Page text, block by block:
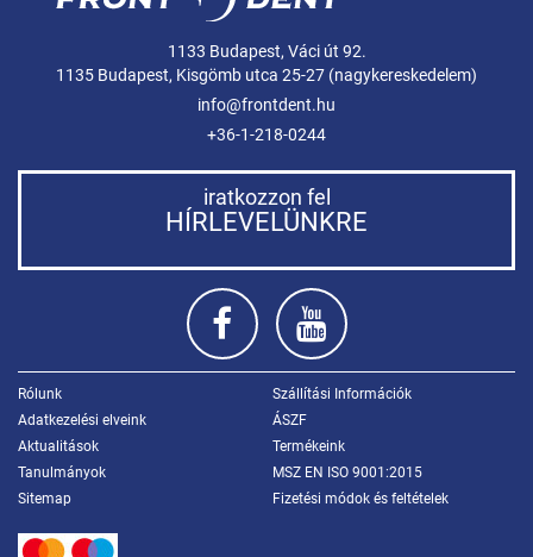
1133 Budapest, Váci út 92.
1135 Budapest, Kisgömb utca 25-27 (nagykereskedelem)
info@frontdent.hu
+36-1-218-0244
iratkozzon fel
HÍRLEVELÜNKRE
Rólunk
Szállítási Információk
Adatkezelési elveink
ÁSZF
Aktualitások
Termékeink
Tanulmányok
MSZ EN ISO 9001:2015
Sitemap
Fizetési módok és feltételek